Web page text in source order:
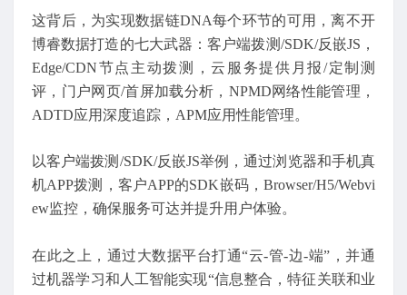
这背后，为实现数据链DNA每个环节的可用，离不开
博睿数据打造的七大武器：客户端拨测/SDK/反嵌JS，
Edge/CDN节点主动拨测，云服务提供月报/定制测
评，门户网页/首屏加载分析，NPMD网络性能管理，
ADTD应用深度追踪，APM应用性能管理。
以客户端拨测/SDK/反嵌JS举例，通过浏览器和手机真
机APP拨测，客户APP的SDK嵌码，Browser/H5/Webvi
ew监控，确保服务可达并提升用户体验。
在此之上，通过大数据平台打通“云-管-边-端”，并通
过机器学习和人工智能实现“信息整合，特征关联和业